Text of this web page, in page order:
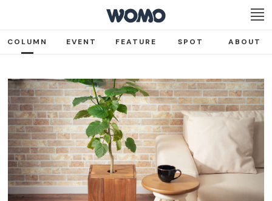
COLUMN EVENT FEATURE SPOT ABOUT